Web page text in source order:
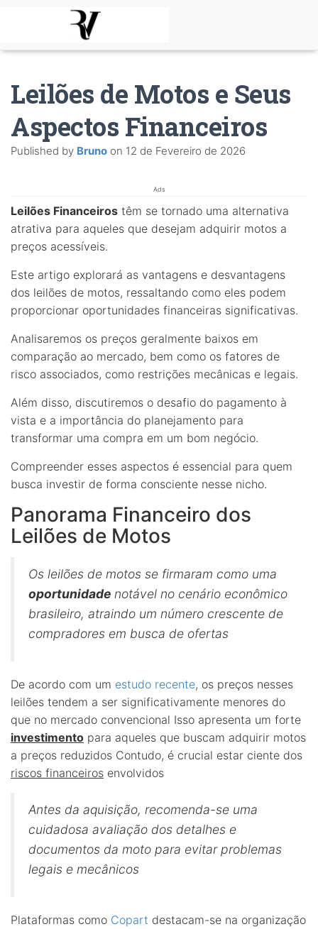
Leilões de Motos e Seus
Aspectos Financeiros
Published by Bruno on 12 de Fevereiro de 2026
Ads
Leilões Financeiros têm se tornado uma alternativa
atrativa para aqueles que desejam adquirir motos a
preços acessíveis.
Este artigo explorará as vantagens e desvantagens
dos leilões de motos, ressaltando como eles podem
proporcionar oportunidades financeiras significativas.
Analisaremos os preços geralmente baixos em
comparação ao mercado, bem como os fatores de
risco associados, como restrições mecânicas e legais.
Além disso, discutiremos o desafio do pagamento à
vista e a importância do planejamento para
transformar uma compra em um bom negócio.
Compreender esses aspectos é essencial para quem
busca investir de forma consciente nesse nicho.
Panorama Financeiro dos
Leilões de Motos
Os leilões de motos se firmaram como uma
oportunidade notável no cenário econômico
brasileiro, atraindo um número crescente de
compradores em busca de ofertas
De acordo com um estudo recente, os preços nesses
leilões tendem a ser significativamente menores do
que no mercado convencional Isso apresenta um forte
investimento para aqueles que buscam adquirir motos
a preços reduzidos Contudo, é crucial estar ciente dos
riscos financeiros envolvidos
Antes da aquisição, recomenda-se uma
cuidadosa avaliação dos detalhes e
documentos da moto para evitar problemas
legais e mecânicos
Plataformas como Copart destacam-se na organização